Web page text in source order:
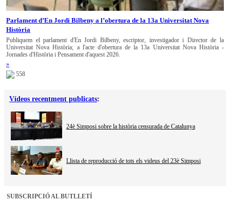
Parlament d’En Jordi Bilbeny a l’obertura de la 13a Universitat Nova
Història
Publiquem el parlament d'En Jordi Bilbeny, escriptor, investigador i Director de la
Universitat Nova Història; a l'acte d'obertura de la 13a Universitat Nova Història -
Jornades d'Història i Pensament d'aquest 2026.
»
558
Vídeos recentment publicats:
24è Simposi sobre la història censurada de Catalunya
Llista de reproducció de tots els videus del 23è Simposi
SUBSCRIPCIÓ AL BUTLLETÍ